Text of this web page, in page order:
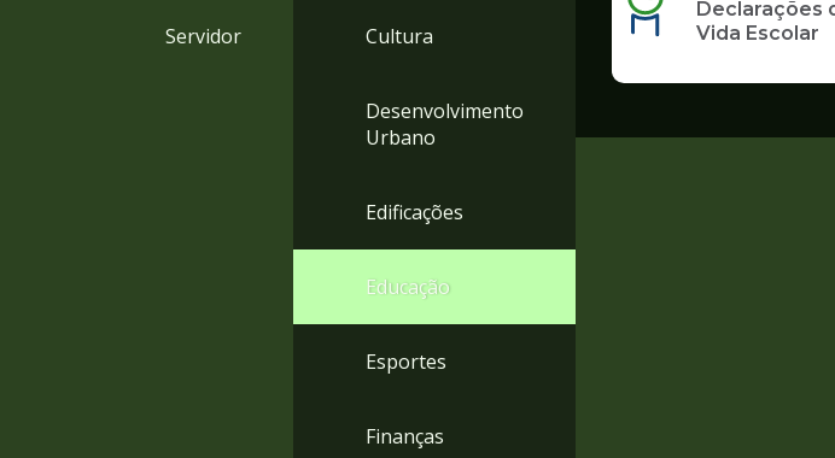
Servidor Cultura
Desenvolvimento
Urbano
Edificações
Educação
Esportes
Finanças
Declarações
Vida Escolar